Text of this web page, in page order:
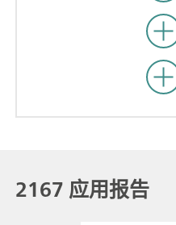
2167 应用报告